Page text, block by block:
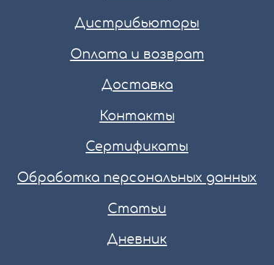
Дистрибьюторы
Оплата и возврат
Доставка
Контакты
Сертификаты
Обработка персональных данных
Статьи
Дневник